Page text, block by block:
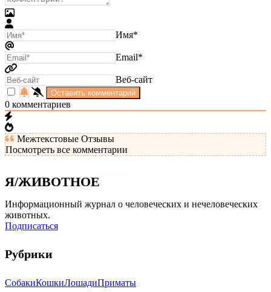
Имя*
Email*
Веб-сайт
0 комментариев
Межтекстовые Отзывы
Посмотреть все комментарии
Я/ЖИВОТНОЕ
Информационный журнал о человеческих и нечеловеческих
животных.
Подписаться
Рубрики
СобакиКошкиЛошадиПриматы